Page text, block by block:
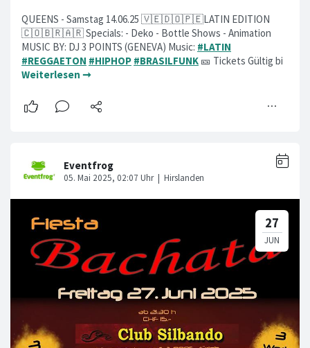
QUEENS - Samstag 14.06.25 🇻🇪🇩🇴🇵🇪LATIN EDITION
🇨🇴🇧🇷🇦🇷 Specials: - Deko - Bottle Shows - Animation
MUSIC BY: DJ 3 POINTS (GENEVA) Music: #LATIN
#REGGAETON #HIPHOP #BRASILFUNK 🎫 Tickets Gültig bi
Weiterlesen ➞